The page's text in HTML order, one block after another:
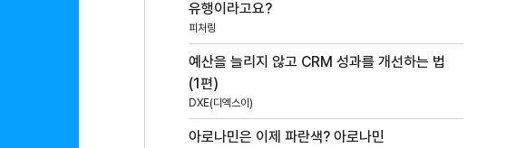
유행이라고요?
피처링
예산을 늘리지 않고 CRM 성과를 개선하는 법
(1편)
DXE(디엑스이)
아로나민은 이제 파란색? 아로나민